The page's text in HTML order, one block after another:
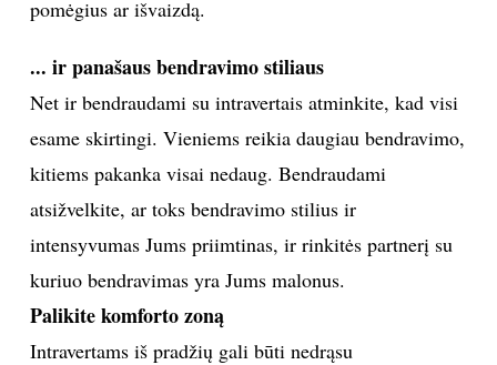
pomėgius ar išvaizdą.
... ir panašaus bendravimo stiliaus
Net ir bendraudami su intravertais atminkite, kad visi
esame skirtingi. Vieniems reikia daugiau bendravimo,
kitiems pakanka visai nedaug. Bendraudami
atsižvelkite, ar toks bendravimo stilius ir
intensyvumas Jums priimtinas, ir rinkitės partnerį su
kuriuo bendravimas yra Jums malonus.
Palikite komforto zoną
Intravertams iš pradžių gali būti nedrąsu